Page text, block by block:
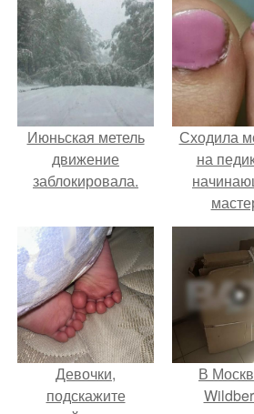
Июньская метель
движение
заблокировала.
Сходила
на
Девочки,
подскажите
В